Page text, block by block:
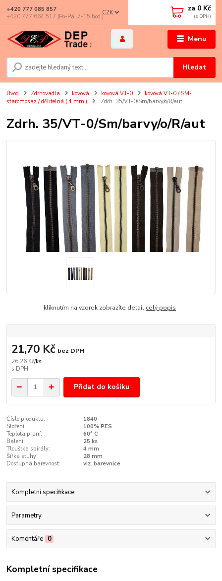
Menu
CZK
Hledat
+420 777 085 857
+420 777 664 517 (Po-Pá, 7-15 hod.)
za 0 Kč
Úvod Zdrhovadla kovová kovová VT-0
kovová VT-0 / SM-
staromosaz / dělitelná ( 4 mm )
Zdrh. 35/VT-0/Sm/barvy/o/R/aut
Zdrh. 35/VT-0/Sm/barvy/o/R/aut
kliknutím na vzorek zobrazíte detail celý popis
26,26 Kč/ks
21,70 Kč bez DPH
Přidat do košíku
Číslo produktu:
1840
Složení:
100% PES
Teplota praní:
60° C
Balení:
25 ks
Tloušťka spirály:
4 mm
Šířka stuhy:
28 mm
Dostupná barevnost:
viz. barevnice
Kompletní specifikace
Parametry
Komentáře 0
Kompletní specifikace